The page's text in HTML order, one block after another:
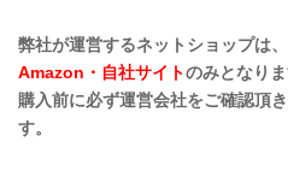
弊社が運営するネットショップは、
Amazon・自社サイトのみとなりま
購入前に必ず運営会社をご確認頂
す。